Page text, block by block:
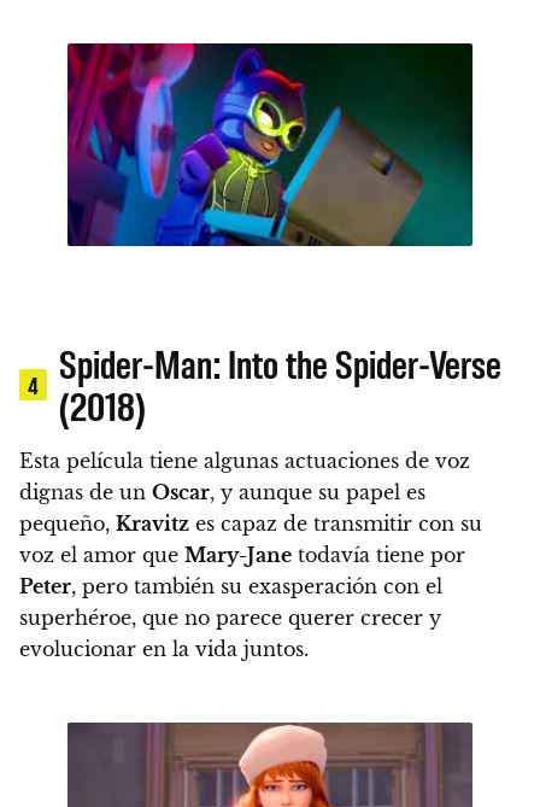
4
Spider-Man: Into the Spider-Verse
(2018)
Esta película tiene algunas actuaciones de voz
dignas de un Oscar, y aunque su papel es
pequeño, Kravitz es capaz de transmitir con su
voz el amor que Mary-Jane todavía tiene por
Peter, pero también su exasperación con el
superhéroe, que no parece querer crecer y
evolucionar en la vida juntos.